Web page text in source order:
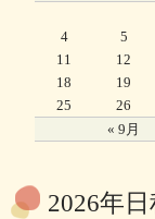
« 9月
4
5
11
12
18
19
25
26
2026年